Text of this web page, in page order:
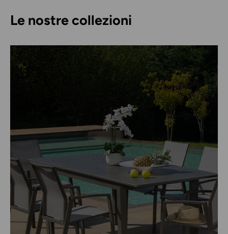
Le nostre collezioni